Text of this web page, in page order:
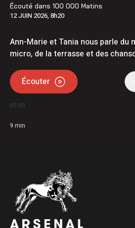
Écouté dans 100 000 Matins
12 JUIN 2026, 8h20
Ann-Marie et Tania nous parle du
micro, de la terrasse et des
Écouter
00:00
9 min